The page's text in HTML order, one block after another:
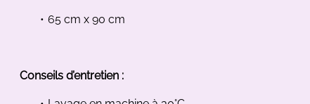
65 cm x 90 cm
Conseils d’entretien :